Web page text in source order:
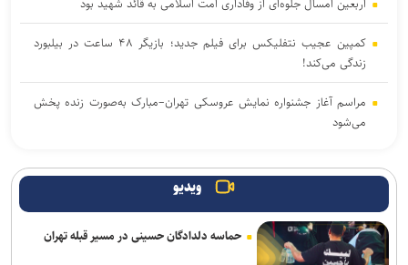
کمپین عجیب نتفلیکس برای فیلم جدید؛ بازیگر ۴۸ ساعت در بیلبورد
زندگی می‌کند!
مراسم آغاز جشنواره نمایش عروسکی تهران–مبارک به‌صورت زنده پخش
می‌شود
پیام تسلیت معاون وزیر فرهنگ و ارشاد اسلامی در پی درگذشت استاد
ابوالقاسم قاسم‌زاده
انتخاب و انطباق هوشمندانه محصول؛ نخستین گام صادرات موفق صنایع
ویدیو
حماسه دلدادگان حسینی در مسیر قبله تهران